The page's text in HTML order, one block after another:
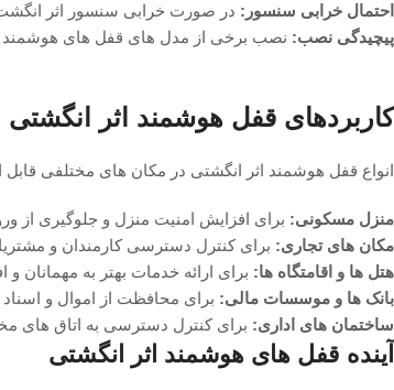
احتمال خرابی سنسور: در صورت خرابی سنسور اثر
پیچیدگی نصب: نصب برخی از مدل ‌های قفل‌ های هوشمند
کاربردهای قفل هوشمند اثر انگشتی
انواع قفل هوشمند اثر انگشتی در مکان ‌های مختلفی
منزل مسکونی: برای افزایش امنیت منزل و جلوگیری از
مکان‌ های تجاری: برای کنترل دسترسی کارمندان و
هتل ‌ها و اقامتگاه ‌ها: برای ارائه خدمات بهتر به مهمانان و
بانک ‌ها و موسسات مالی: برای محافظت از اموال و
ساختمان‌ های اداری: برای کنترل دسترسی به اتاق ‌های
آینده قفل ‌های هوشمند اثر انگشتی